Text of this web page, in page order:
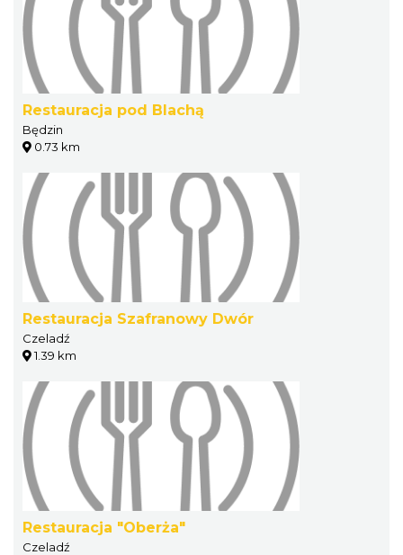
Restauracja pod Blachą
Będzin
0.73 km
Restauracja Szafranowy Dwór
Czeladź
1.39 km
Restauracja "Oberża"
Czeladź